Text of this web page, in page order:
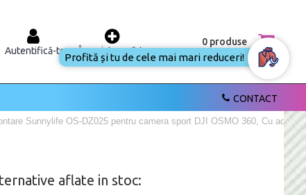
Autentifică-te Înregistrează-te
0 produse
CONTACT
Sunnylife OS-DZ025 pentru camera sport DJI OSMO 360, Cu
aflate in stoc:
Profită și tu de cele mai mari reduceri!